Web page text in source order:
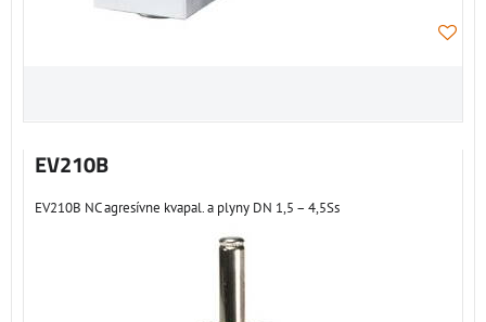
EV210B
EV210B NC agresívne kvapal. a plyny DN 1,5 – 4,5Ss